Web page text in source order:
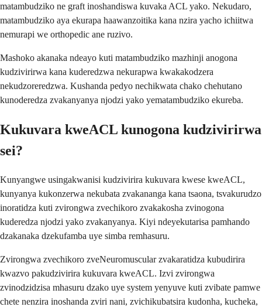
matambudziko ne graft inoshandiswa kuvaka ACL yako. Nekudaro,
matambudziko aya ekurapa haawanzoitika kana nzira yacho ichiitwa
nemurapi we orthopedic ane ruzivo.
Mashoko akanaka ndeayo kuti matambudziko mazhinji anogona
kudzivirirwa kana kuderedzwa nekurapwa kwakakodzera
nekudzoreredzwa. Kushanda pedyo nechikwata chako chehutano
kunoderedza zvakanyanya njodzi yako yematambudziko ekureba.
Kukuvara kweACL kunogona kudzivirirwa
sei?
Kunyangwe usingakwanisi kudzivirira kukuvara kwese kweACL,
kunyanya kukonzerwa nekubata zvakananga kana tsaona, tsvakurudzo
inoratidza kuti zvirongwa zvechikoro zvakakosha zvinogona
kuderedza njodzi yako zvakanyanya. Kiyi ndeyekutarisa pamhando
dzakanaka dzekufamba uye simba remhasuru.
Zvirongwa zvechikoro zveNeuromuscular zvakaratidza kubudirira
kwazvo pakudzivirira kukuvara kweACL. Izvi zvirongwa
zvinodzidzisa mhasuru dzako uye system yenyuve kuti zvibate pamwe
chete nenzira inoshanda zviri nani, zvichikubatsira kudonha, kucheka,